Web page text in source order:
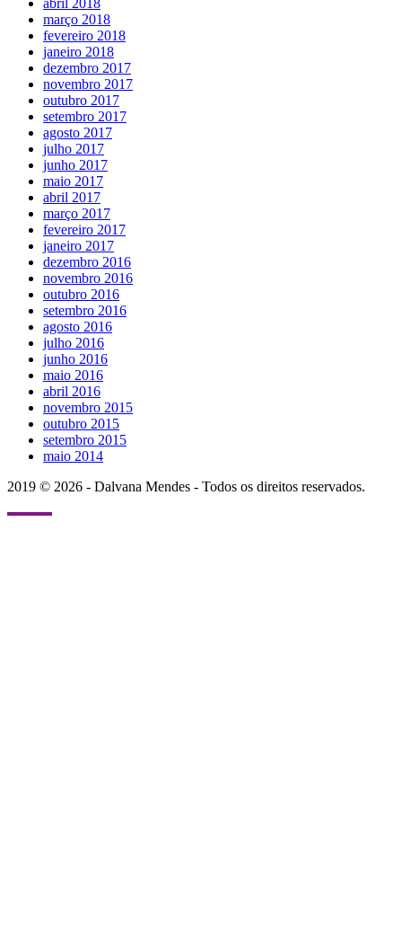
março 2018
fevereiro 2018
janeiro 2018
dezembro 2017
novembro 2017
outubro 2017
setembro 2017
agosto 2017
julho 2017
junho 2017
maio 2017
abril 2017
março 2017
fevereiro 2017
janeiro 2017
dezembro 2016
novembro 2016
outubro 2016
setembro 2016
agosto 2016
julho 2016
junho 2016
maio 2016
abril 2016
novembro 2015
outubro 2015
setembro 2015
maio 2014
2019 © 2026 - Dalvana Mendes - Todos os direitos reservados.